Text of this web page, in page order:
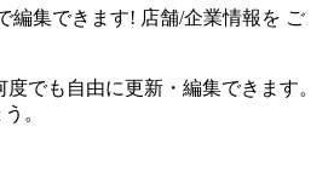
編集できます! 店舗/企業情報を ご
でも自由に更新・編集できます。
。